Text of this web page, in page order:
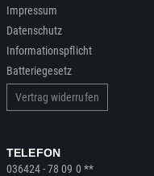
Impressum
Datenschutz
Informationspflicht
Batteriegesetz
Vertrag widerrufen
TELEFON
036424 - 78 09 0 **